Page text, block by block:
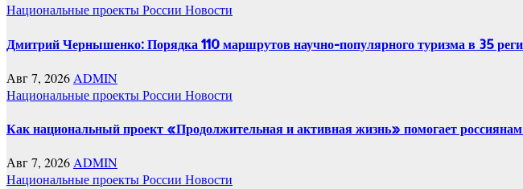
Национальные проекты России Новости
Дмитрий Чернышенко: Порядка 110 маршрутов научно-популярного туризма в 35
Авг 7, 2026 ADMIN
Национальные проекты России Новости
Как национальный проект «Продолжительная и активная жизнь» помогает россиянам
Авг 7, 2026ADMIN
Национальные проекты России Новости